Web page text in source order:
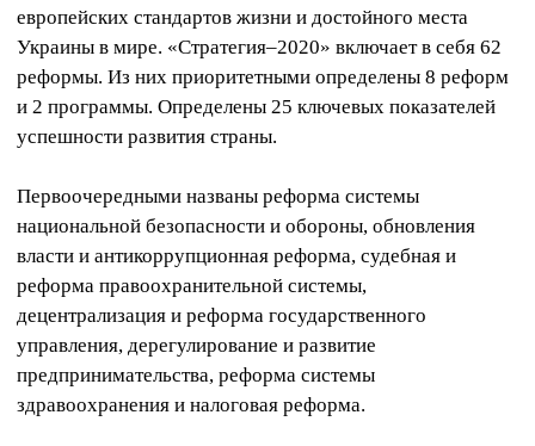
европейских стандартов жизни и достойного места
Украины в мире. «Стратегия–2020» включает в себя 62
реформы. Из них приоритетными определены 8 реформ
и 2 программы. Определены 25 ключевых показателей
успешности развития страны.
Первоочередными названы реформа системы
национальной безопасности и обороны, обновления
власти и антикоррупционная реформа, судебная и
реформа правоохранительной системы,
децентрализация и реформа государственного
управления, дерегулирование и развитие
предпринимательства, реформа системы
здравоохранения и налоговая реформа.